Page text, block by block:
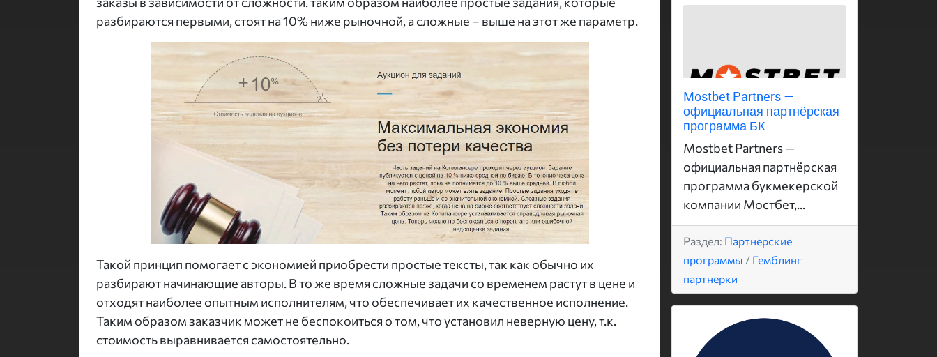
разбираются первыми, стоят на 10% ниже рыночной, а сложные – выше на этот же параметр.
Такой принцип помогает с экономией приобрести простые тексты, так как обычно их
разбирают начинающие авторы. В то же время сложные задачи со временем растут в цене и
отходят наиболее опытным исполнителям, что обеспечивает их качественное исполнение.
Таким образом заказчик может не беспокоиться о том, что установил неверную цену, т.к.
стоимость выравнивается самостоятельно.
Mostbet Partners —
официальная партнёрская
программа БК...
Mostbet Partners —
официальная партнёрская
программа букмекерской
компании Мостбет,...
Раздел: Партнерские
программы / Гемблинг
партнерки